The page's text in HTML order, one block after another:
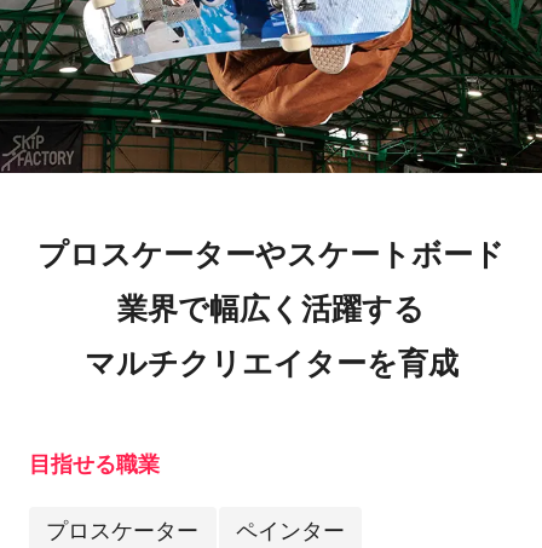
プロスケーターやスケートボード
業界で幅広く活躍する
マルチクリエイターを育成
目指せる職業
プロスケーター ペインター